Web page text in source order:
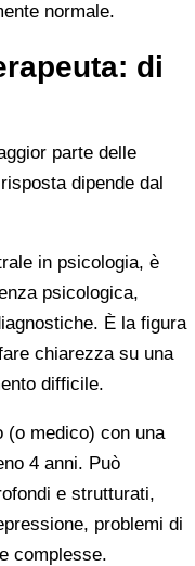
normale.
di
parte delle
dipende dal
in psicologia, è
psicologica,
È la figura
chiarezza su una
difficile.
medico) con una
4 anni. Può
e strutturati,
problemi di
complesse.